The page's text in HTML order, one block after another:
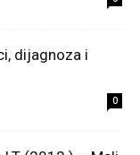
dijagnoza i
0